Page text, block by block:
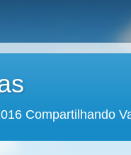
Compartilhando